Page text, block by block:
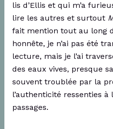
lis d’Ellis et qui m’a
lire les autres et surtout
fait mention tout au long
honnête, je n’ai pas été
lecture, mais je l’ai
des eaux vives, presque
souvent troublée par la
l’authenticité ressenties
passages.